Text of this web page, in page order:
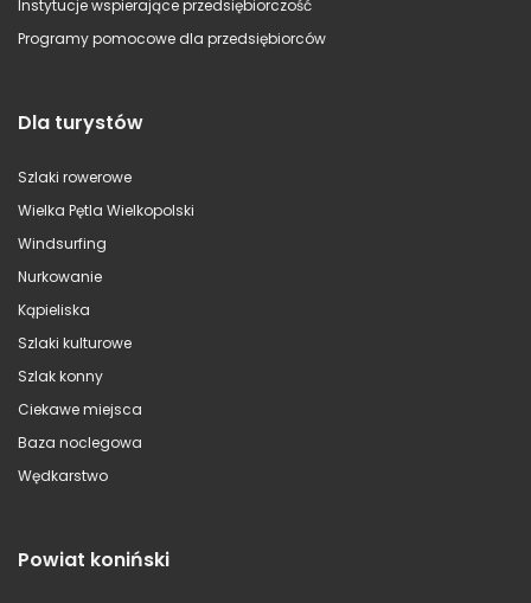
Instytucje wspierające przedsiębiorczość
Programy pomocowe dla przedsiębiorców
Dla turystów
Szlaki rowerowe
Wielka Pętla Wielkopolski
Windsurfing
Nurkowanie
Kąpieliska
Szlaki kulturowe
Szlak konny
Ciekawe miejsca
Baza noclegowa
Wędkarstwo
Powiat koniński